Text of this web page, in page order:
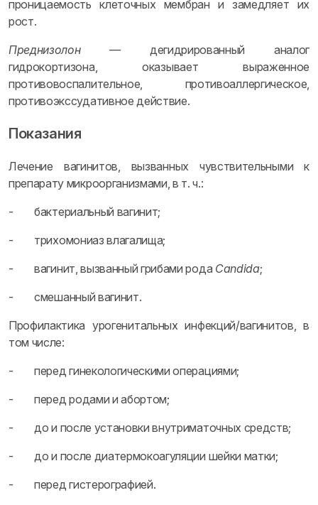
проницаемость клеточных мембран и замедляет их
рост.
Преднизолон— дегидрированный аналог
гидрокортизона, оказывает выраженное
противовоспалительное, противоаллергическое,
противоэкссудативное действие.
Показания
Лечение вагинитов, вызванных чувствительными к
препарату микроорганизмами, в т. ч.:
- бактериальный вагинит;
- трихомониаз влагалища;
- вагинит, вызванный грибами рода Candida;
- смешанный вагинит.
Профилактика урогенитальных инфекций/вагинитов, в
том числе:
- перед гинекологическими операциями;
- перед родами и абортом;
- до и после установки внутриматочных средств;
- до и после диатермокоагуляции шейки матки;
- перед гистерографией.